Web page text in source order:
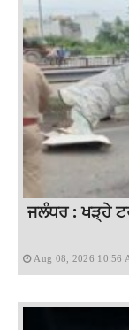
ਜਲੰਧਰ : ਖੜ੍ਹੇ
Aug 08, 2026 10:56